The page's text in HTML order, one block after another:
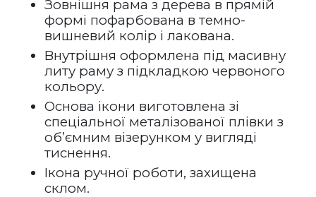
Зовнішня рама з дерева в прямій
формі пофарбована в темно-
вишневий колір і лакована.
Внутрішня оформлена під масивну
литу раму з підкладкою червоного
кольору.
Основа ікони виготовлена зі
спеціальної металізованої плівки з
об’ємним візерунком у вигляді
тиснення.
Ікона ручної роботи, захищена
склом.